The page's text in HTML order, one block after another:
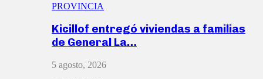
PROVINCIA
Kicillof entregó viviendas a familias
de General La…
5 agosto, 2026